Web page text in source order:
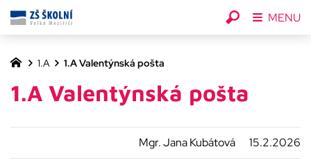
1.A 1.A Valentýnská pošta
1.A Valentýnská pošta
Mgr. Jana Kubátová 15.2.2026
MENU